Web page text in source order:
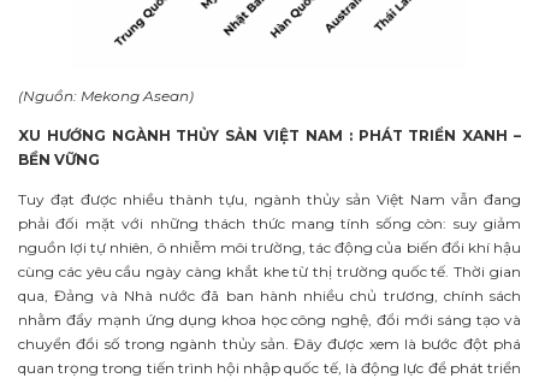
(Nguồn: Mekong Asean)
XU HƯỚNG NGÀNH THỦY SẢN VIỆT NAM : PHÁT TRIỂN XANH –
BỀN VỮNG
Tuy đạt được nhiều thành tựu, ngành thủy sản Việt Nam vẫn đang
phải đối mặt với những thách thức mang tính sống còn: suy giảm
nguồn lợi tự nhiên, ô nhiễm môi trường, tác động của biến đổi khí hậu
cùng các yêu cầu ngày càng khắt khe từ thị trường quốc tế. Thời gian
qua, Đảng và Nhà nước đã ban hành nhiều chủ trương, chính sách
nhằm đẩy mạnh ứng dụng khoa học công nghệ, đổi mới sáng tạo và
chuyển đổi số trong ngành thủy sản. Đây được xem là bước đột phá
quan trọng trong tiến trình hội nhập quốc tế, là động lực để phát triển